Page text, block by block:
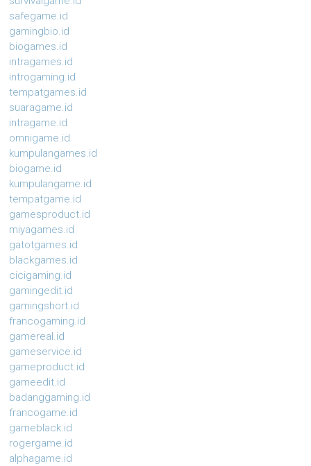
safegame.id
gamingbio.id
biogames.id
intragames.id
introgaming.id
tempatgames.id
suaragame.id
intragame.id
omnigame.id
kumpulangames.id
biogame.id
kumpulangame.id
tempatgame.id
gamesproduct.id
miyagames.id
gatotgames.id
blackgames.id
cicigaming.id
gamingedit.id
gamingshort.id
francogaming.id
gamereal.id
gameservice.id
gameproduct.id
gameedit.id
badanggaming.id
francogame.id
gameblack.id
rogergame.id
alphagame.id